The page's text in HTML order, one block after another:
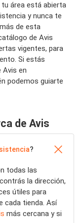
área está abierta
y nunca te
de esta
de Avis
vigentes, para
Si estás
en
podemos guiarte
de Avis
?
todas las
la dirección,
útiles para
cada tienda. Así
más cercana y si